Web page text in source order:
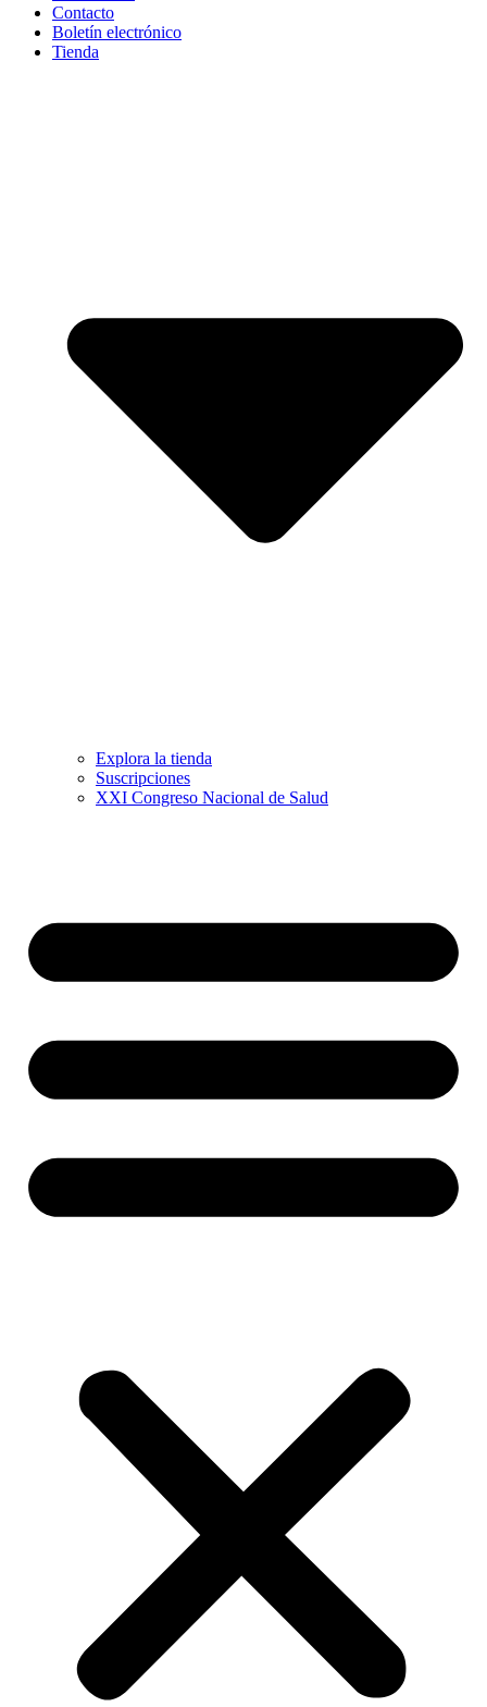
Contacto
Boletín electrónico
Tienda
Explora la tienda
Suscripciones
XXI Congreso Nacional de Salud